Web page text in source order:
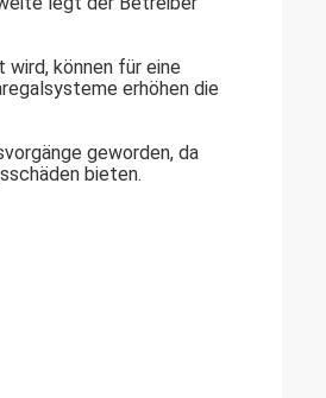
können für eine
erhöhen die
geworden, da
bieten.